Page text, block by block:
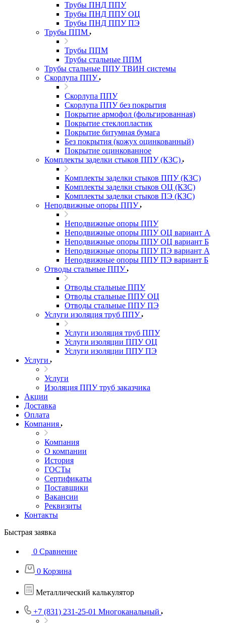
Трубы ПНД ППУ
Трубы ПНД ППУ ОЦ
Трубы ПНД ППУ ПЭ
Трубы ППМ
Трубы ППМ
Трубы стальные ППМ
Трубы стальные ППУ ТВИН системы
Скорлупа ППУ
Скорлупа ППУ
Скорлупа ППУ без покрытия
Покрытие армофол (фольгированная)
Покрытие стеклопластик
Покрытие битумная бумага
Без покрытия (кожух оцинкованный)
Покрытие оцинкованное
Комплекты заделки стыков ППУ (КЗС)
Комплекты заделки стыков ППУ (КЗС)
Комплекты заделки стыков ОЦ (КЗС)
Комплекты заделки стыков ПЭ (КЗС)
Неподвижные опоры ППУ
Неподвижные опоры ППУ
Неподвижные опоры ППУ ОЦ вариант А
Неподвижные опоры ППУ ОЦ вариант Б
Неподвижные опоры ППУ ПЭ вариант А
Неподвижные опоры ППУ ПЭ вариант Б
Отводы стальные ППУ
Отводы стальные ППУ
Отводы стальные ППУ ОЦ
Отводы стальные ППУ ПЭ
Услуги изоляция труб ППУ
Услуги изоляция труб ППУ
Услуги изоляции ППУ ОЦ
Услуги изоляции ППУ ПЭ
Услуги
Услуги
Изоляция ППУ труб заказчика
Акции
Доставка
Оплата
Компания
Компания
О компании
История
ГОСТы
Сертификаты
Поставщики
Вакансии
Реквизиты
Контакты
Быстрая заявка
0 Сравнение
0 Корзина
Металлический калькулятор
+7 (831) 231-25-01 Многоканальный